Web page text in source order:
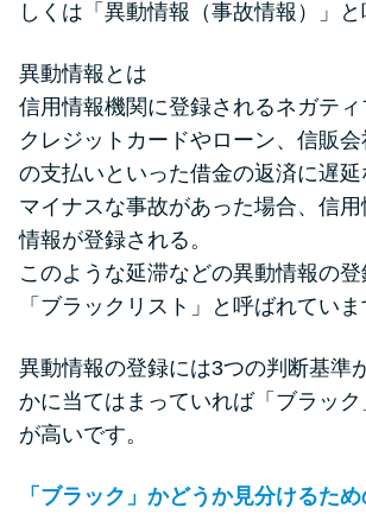
申し込みブラック
ブラックでもお金
は？3つの判断基
アコムはブラック
る？ 自分がブラッ
方法
アコムとレイクど
の？ カードロー
プロミスの返済方
しくは「異動情報（事故情報）」と
異動情報とは
信用情報機関に登録されるネガティ
クレジットカードやローン、信販
の支払いといった借金の返済に遅
マイナスな事故があった場合、信
情報が登録される。
このような延滞などの異動情報の
「ブラックリスト」と呼ばれていま
異動情報の登録には3つの判断基準
かに当てはまっていれば「ブラッ
が高いです。
「ブラック」かどうか見分けるた